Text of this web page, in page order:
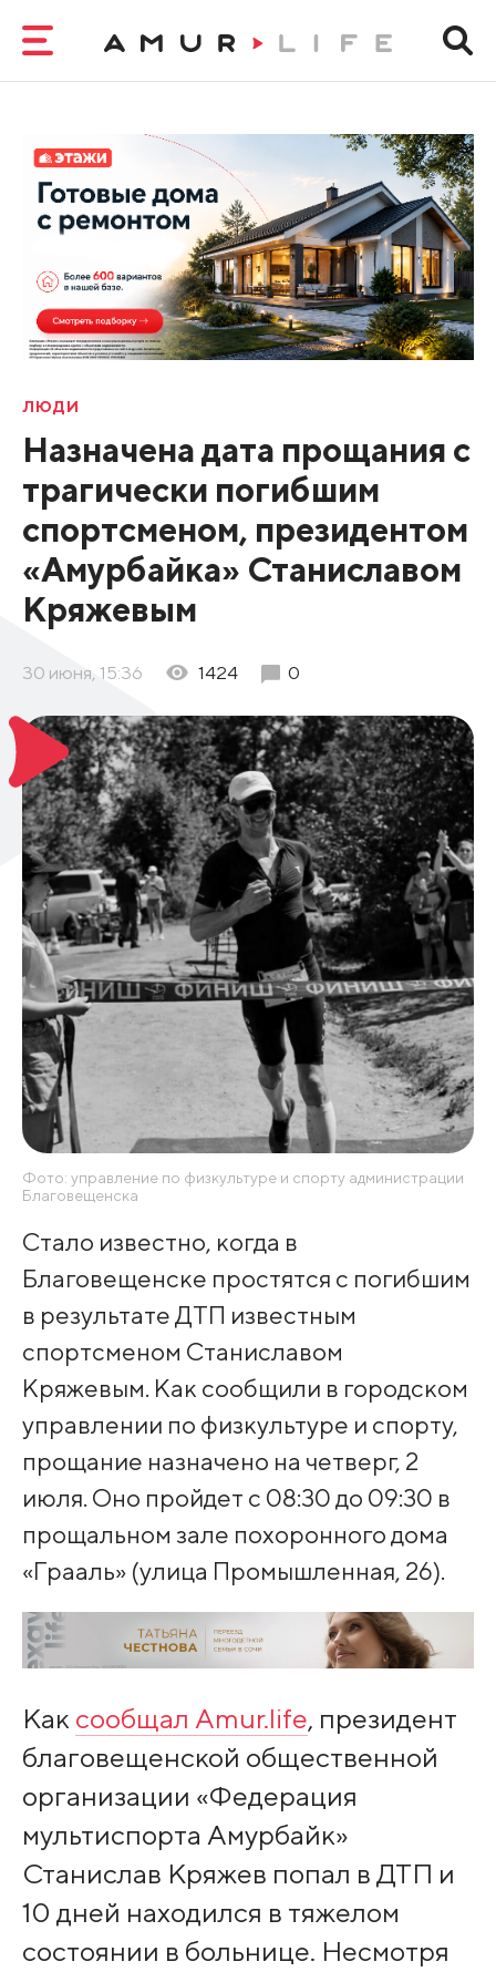
ЛЮДИ
Назначена дата прощания с
трагически погибшим
спортсменом, президентом
«Амурбайка» Станиславом
Кряжевым
30 июня, 15:36 1424 0
Фото: управление по физкультуре и спорту администрации
Благовещенска
Стало известно, когда в
Благовещенске простятся с погибшим
в результате ДТП известным
спортсменом Станиславом
Кряжевым. Как сообщили в городском
управлении по физкультуре и спорту,
прощание назначено на четверг, 2
июля. Оно пройдет с 08:30 до 09:30 в
прощальном зале похоронного дома
«Грааль» (улица Промышленная, 26).
Как сообщал Amur.life, президент
благовещенской общественной
организации «Федерация
мультиспорта Амурбайк»
Станислав Кряжев попал в ДТП и
10 дней находился в тяжелом
состоянии в больнице. Несмотря